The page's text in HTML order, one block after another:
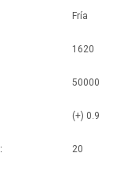
Fría
1620
50000
(+) 0.9
20